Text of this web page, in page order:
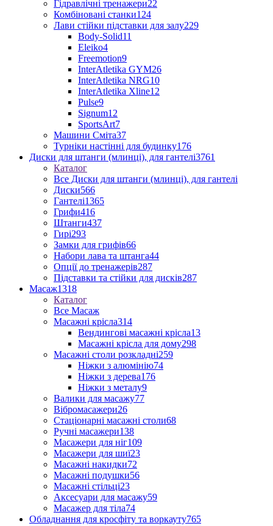
Гідравлічні тренажери22
Комбіновані станки124
Лави стійки підставки для залу229
Body-Solid11
Eleiko4
Freemotion9
InterAtletika GYM26
InterAtletika NRG10
InterAtletika Xline12
Pulse9
Signum12
SportsArt7
Машини Сміта37
Турніки настінні для будинку176
Диски для штанги (млинці), для гантелі3761
Каталог
Все Диски для штанги (млинці), для гантелі
Диски566
Гантелі1365
Грифи416
Штанги437
Гирі293
Замки для грифів66
Набори лава та штанга44
Опції до тренажерів287
Підставки та стійки для дисків287
Масаж1318
Каталог
Все Масаж
Масажні крісла314
Вендингові масажні крісла13
Масажні крісла для дому298
Масажні столи розкладні259
Ніжки з алюмінію74
Ніжки з дерева176
Ніжки з металу9
Валики для масажу77
Вібромасажери26
Стаціонарні масажні столи68
Ручні масажери138
Масажери для ніг109
Масажери для шиї23
Масажні накидки72
Масажні подушки56
Масажні стільці23
Аксесуари для масажу59
Масажер для тіла74
Обладнання для кросфіту та воркауту765